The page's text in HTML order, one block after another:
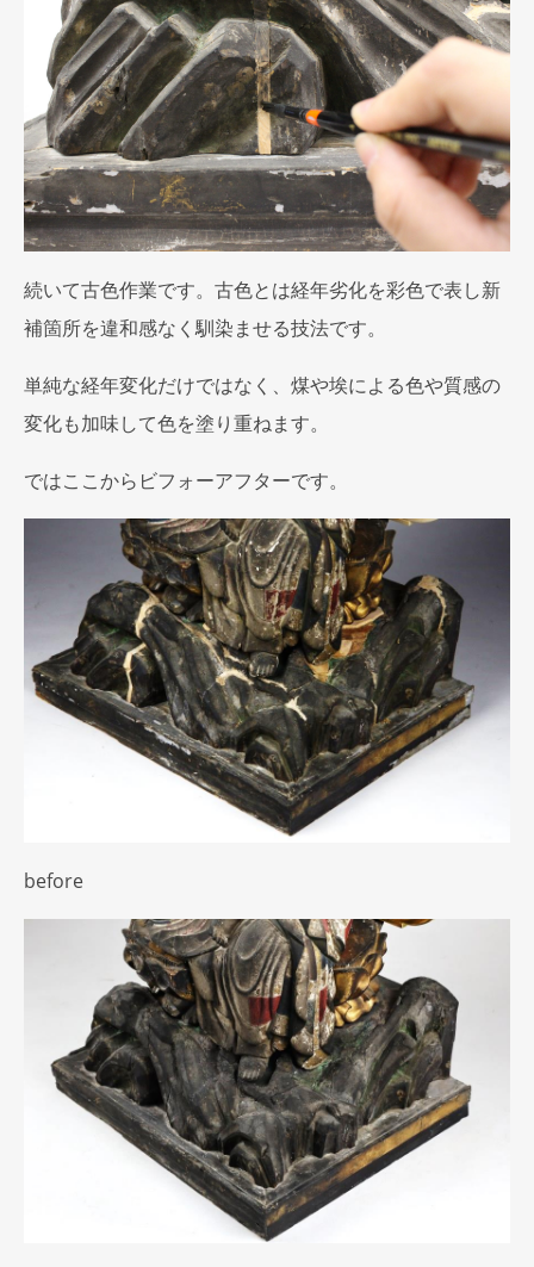
続いて古色作業です。古色とは経年劣化を彩色で表し新
補箇所を違和感なく馴染ませる技法です。
単純な経年変化だけではなく、煤や埃による色や質感の
変化も加味して色を塗り重ねます。
ではここからビフォーアフターです。
before